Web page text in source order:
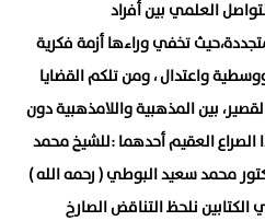
العلمي بين أفراد
تخفي وراءها أزمة فكرية
واعتدال ، ومن تلكم القضايا
بين المذهبية واللامذهبية دون
الصراع العقيم أحدهما :للشيخ محمد
محمد سعيد البوطي ( رحمه الله )
نلحظ التناقض الصارخ